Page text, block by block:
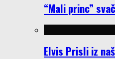
“Mali princ”
Elvis Prisli iz